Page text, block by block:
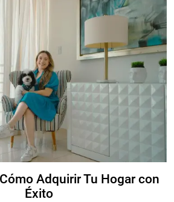
Adquirir Tu Hogar con
Éxito